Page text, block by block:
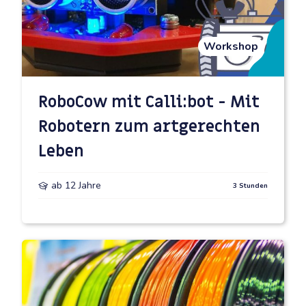
eurem Wunschtermin und euren noch offenen Fragen
an! Gern beantwortet euch unser PopUp – Team
individuelle Fragen.
Mehr über TüftelLab PopUps
Workshop
RoboCow mit Calli:bot - Mit
Robotern zum artgerechten
Leben
ab 12 Jahre 3 Stunden